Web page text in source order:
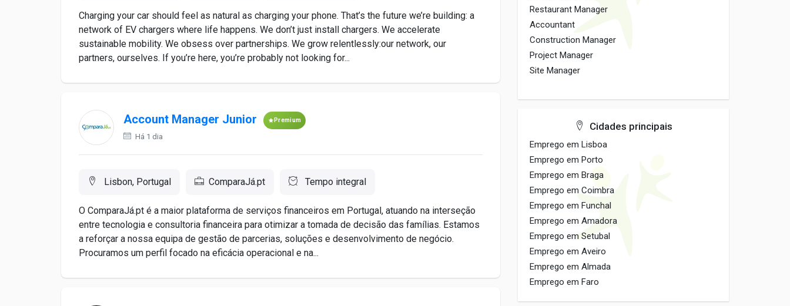
Charging your car should feel as natural as charging your phone. That’s the future we’re building: a
network of EV chargers where life happens. We don’t just install chargers. We accelerate
sustainable mobility. We obsess over partnerships. We grow relentlessly:our network, our
partners, ourselves. If you’re here, you’re probably not looking for...
Account Manager Junior Premium
Há 1 dia
Lisbon, Portugal ComparaJá.pt Tempo integral
O ComparaJá.pt é a maior plataforma de serviços financeiros em Portugal, atuando na interseção
entre tecnologia e consultoria financeira para otimizar a tomada de decisão das famílias. Estamos
a reforçar a nossa equipa de gestão de parcerias, soluções e desenvolvimento de negócio.
Procuramos um perfil focado na eficácia operacional e na...
Restaurant Manager
Accountant
Construction Manager
Project Manager
Site Manager
Cidades principais
Emprego em Lisboa
Emprego em Porto
Emprego em Braga
Emprego em Coimbra
Emprego em Funchal
Emprego em Amadora
Emprego em Setubal
Emprego em Aveiro
Emprego em Almada
Emprego em Faro